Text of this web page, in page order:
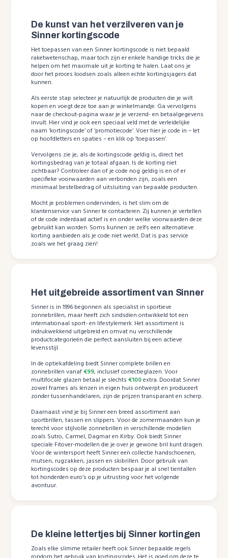
De kunst van het verzilveren van je
Sinner kortingscode
Het toepassen van een Sinner kortingscode is niet bepaald
raketwetenschap, maar toch zijn er enkele handige tricks die je
helpen om het maximale uit je korting te halen. Laat ons je
door het proces loodsen zoals alleen echte kortingsjagers dat
kunnen.
Als eerste stap selecteer je natuurlijk de producten die je wilt
kopen en voegt deze toe aan je winkelmandje. Ga vervolgens
naar de checkout-pagina waar je je verzend- en betaalgegevens
invult. Hier vind je ook een speciaal veld met de verleidelijke
naam ‘kortingscode’ of ‘promotiecode’. Voer hier je code in – let
op hoofdletters en spaties – en klik op ’toepassen’.
Vervolgens zie je, als de kortingscode geldig is, direct het
kortingsbedrag van je totaal afgaan. Is de korting niet
zichtbaar? Controleer dan of je code nog geldig is en of er
specifieke voorwaarden aan verbonden zijn, zoals een
minimaal bestelbedrag of uitsluiting van bepaalde producten.
Mocht je problemen ondervinden, is het slim om de
klantenservice van Sinner te contacteren. Zij kunnen je vertellen
of de code inderdaad actief is en onder welke voorwaarden deze
gebruikt kan worden. Soms kunnen ze zelfs een alternatieve
korting aanbieden als je code niet werkt. Dat is pas service
zoals we het graag zien!
Het uitgebreide assortiment van Sinner
Sinner is in 1996 begonnen als specialist in sportieve
zonnebrillen, maar heeft zich sindsdien ontwikkeld tot een
internationaal sport- en lifestylemerk. Het assortiment is
indrukwekkend uitgebreid en omvat nu verschillende
productcategorieën die perfect aansluiten bij een actieve
levensstijl.
In de optiekafdeling biedt Sinner complete brillen en
zonnebrillen vanaf€99, inclusief correctieglazen. Voor
multifocale glazen betaal je slechts€100extra. Doordat Sinner
zowel frames als lenzen in eigen huis ontwerpt en produceert
zonder tussenhandelaren, zijn de prijzen transparant en scherp.
Daarnaast vind je bij Sinner een breed assortiment aan
sportbrillen, tassen en slippers. Voor de zomermaanden kun je
terecht voor stijlvolle zonnebrillen in verschillende modellen
zoals Sutro, Carmel, Dagmar en Kirby. Ook biedt Sinner
speciale Fitover-modellen die je over je gewone bril kunt dragen.
Voor de wintersport heeft Sinner een collectie handschoenen,
mutsen, rugzakken, jassen en skibrillen. Door gebruik van
kortingscodes op deze producten bespaar je al snel tientallen
tot honderden euro’s op je uitrusting voor het volgende
avontuur.
De kleine lettertjes bij Sinner kortingen
Zoals elke slimme retailer heeft ook Sinner bepaalde regels